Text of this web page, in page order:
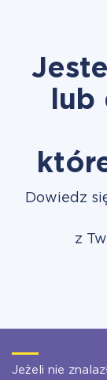
Dowiedz
z
Jeżeli nie